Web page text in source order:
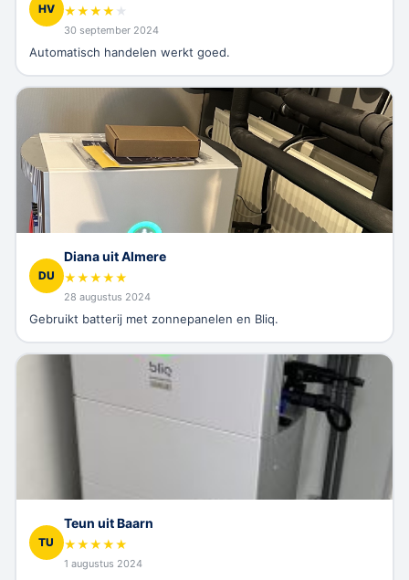
HV ★★★★ ★
30 september 2024
Automatisch handelen werkt goed.
DU
Diana uit Almere
★★★★★
28 augustus 2024
Gebruikt batterij met zonnepanelen en Bliq.
TU
Teun uit Baarn
★★★★★
1 augustus 2024